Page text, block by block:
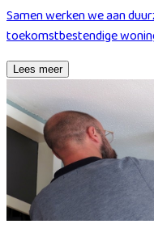
Samen werken we aan
toekomstbestendige
Lees meer